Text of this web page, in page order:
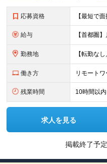
応募資格
給与
勤務地
働き方 リモート
残業時間 10時間以内
求人を見る
掲載終了予